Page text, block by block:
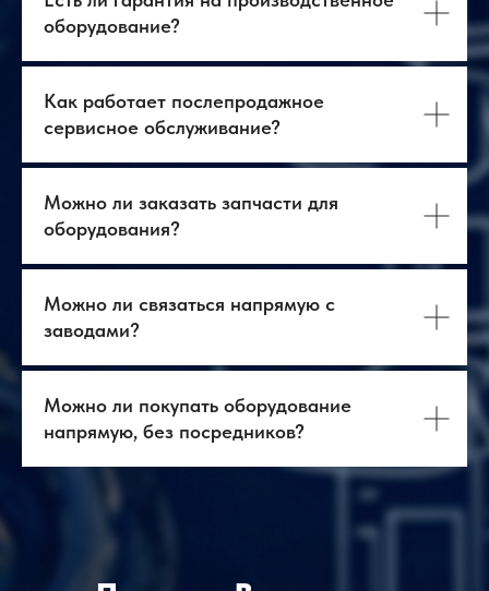
Диапазон влажности
от 30 до 70 % относительной влажности (при
чистого воздуха
оборудование?
Как работает послепродажное
сервисное обслуживание?
Можно ли заказать запчасти для
оборудования?
Можно ли связаться напрямую с
заводами?
Можно ли покупать оборудование
напрямую, без посредников?
Оборудование